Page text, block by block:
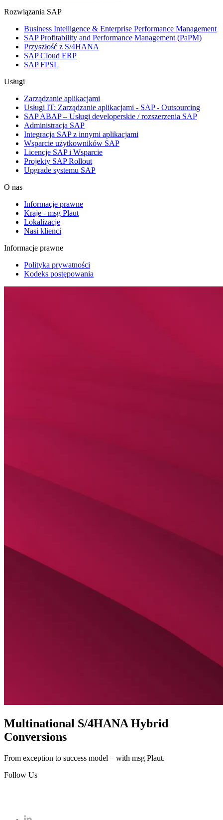
Rozwiązania SAP
Business Intelligence & Enterprise Performance Management
SAP Profitability and Performance Management (PaPM)
Przyszłość z S/4HANA
SAP Cloud ERP
SAP FPSL
Usługi
Zarządzanie aplikacjami
Usługi IT: Zarządzanie aplikacjami - SAP - Outsourcing
SAP ABAP – Usługi developerskie / rozszerzenia SAP
Administracja SAP
Integracja SAP z innymi aplikacjami
Wsparcie użytkowników SAP
Licencje SAP i Wsparcie
Projekty SAP Rollout
Upgrade systemu SAP
O nas
Informacje prawne
Kraje - msg Plaut
Lokalizacje
Nasi klienci
Informacje prawne
Polityka prywatności
Kodeks postępowania
Multinational S/4HANA Hybrid
Conversions
From exception to success model – with msg Plaut.
Follow Us